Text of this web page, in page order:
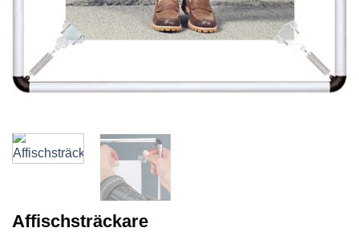
Affischsträckare